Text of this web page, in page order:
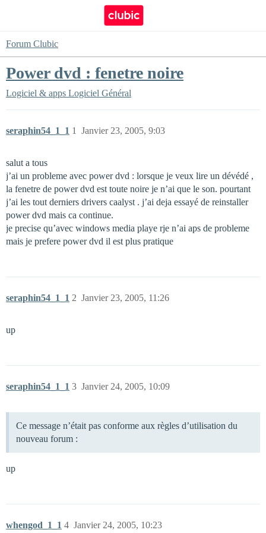
Forum Clubic
Power dvd : fenetre noire
Logiciel & apps Logiciel Général
seraphin54_1_1 Janvier 23, 2005, 9:03
1
salut a tous
j’ai un probleme avec power dvd : lorsque je veux lire un dévédé ,
la fenetre de power dvd est toute noire je n’ai que le son. pourtant
j’ai les tout derniers drivers caalyst . j’ai deja essayé de reinstaller
power dvd mais ca continue.
je precise qu’avec windows media playe rje n’ai aps de probleme
mais je prefere power dvd il est plus pratique
seraphin54_1_1 Janvier 23, 2005, 11:26
2
up
seraphin54_1_1 Janvier 24, 2005, 10:09
3
Ce message n’était pas conforme aux règles d’utilisation du
nouveau forum :
up
whengod_1_1 Janvier 24, 2005, 10:23
4